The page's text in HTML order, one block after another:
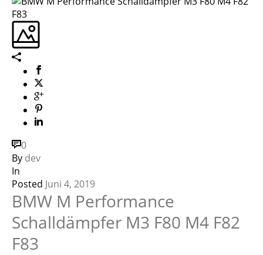
0
By dev
In
Posted Juni 4, 2019
BMW M Performance
Schalldämpfer M3 F80 M4 F82
F83